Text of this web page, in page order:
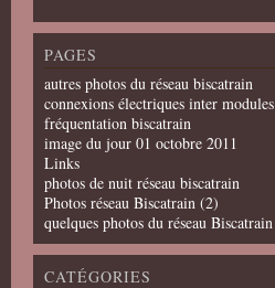
PAGES
autres photos du réseau biscatrain
connexions électriques inter modules
fréquentation biscatrain
image du jour 01 octobre 2011
Links
photos de nuit réseau biscatrain
Photos réseau Biscatrain (2)
quelques photos du réseau Biscatrain
CATÉGORIES